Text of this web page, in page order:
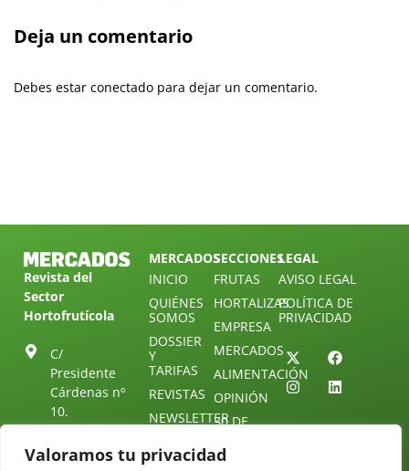
Valoramos tu privacidad
Deja un comentario
Debes estar conectado para dejar un comentario.
Revista del
Sector
Hortofrutícola
C/
Presidente
Cárdenas nº
10.
41013
Sevilla.
MERCADOS
INICIO
QUIÉNES
SOMOS
DOSSIER
Y
TARIFAS
REVISTAS
NEWSLETTER
ÚNETE A
SECCIONES
FRUTAS
HORTALIZAS
EMPRESA
MERCADOS
ALIMENTACIÓN
OPINIÓN
30 DE
DIRECTORIO
LEGAL
AVISO LEGAL
POLÍTICA DE
PRIVACIDAD